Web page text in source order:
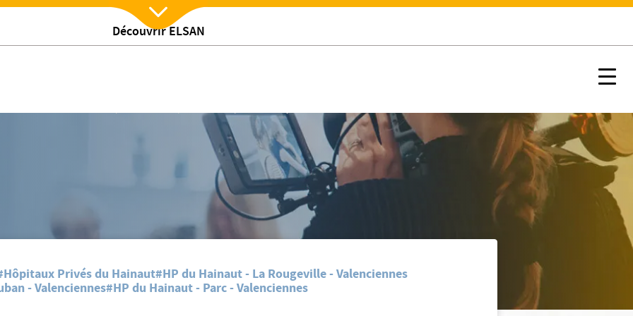
Découvrir ELSAN
dialysés
Nx:Afficher menu
nouvelle assemblée des patients sur le parcours des patients dialysés
Privés du Hainaut#HP du Hainaut - La Rougeville - Valenciennes
- Valenciennes#HP du Hainaut - Parc - Valenciennes